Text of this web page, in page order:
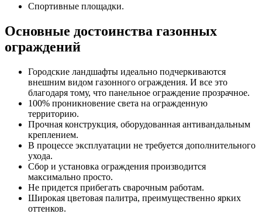
Спортивные площадки.
Основные достоинства газонных
ограждений
Городские ландшафты идеально подчеркиваются
внешним видом газонного ограждения. И все это
благодаря тому, что панельное ограждение прозрачное.
100% проникновение света на огражденную
территорию.
Прочная конструкция, оборудованная антивандальным
креплением.
В процессе эксплуатации не требуется дополнительного
ухода.
Сбор и установка ограждения производится
максимально просто.
Не придется прибегать сварочным работам.
Широкая цветовая палитра, преимущественно ярких
оттенков.